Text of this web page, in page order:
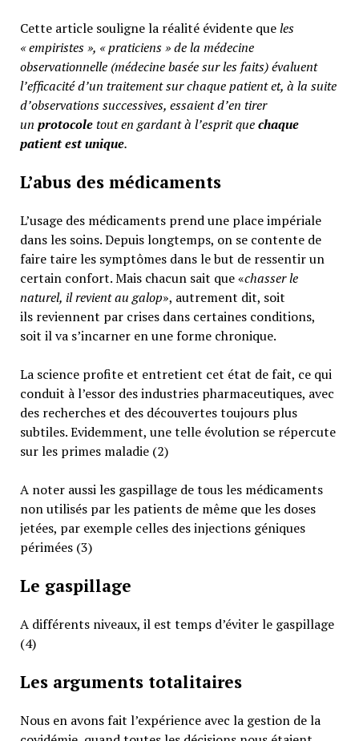
Cette article souligne la réalité évidente queles
« empiristes », « praticiens » de la médecine
observationnelle (médecine basée sur les faits) évaluent
l’efficacité d’un traitement sur chaque patient et, à la suite
d’observations successives, essaient d’en tirer
un protocoletout en gardant à l’esprit quechaque
patient est unique.
L’abus des médicaments
L’usage des médicaments prend une place impériale
dans les soins. Depuis longtemps, on se contente de
faire taire les symptômes dans le but de ressentir un
certain confort. Mais chacun sait que «chasser le
naturel, il revient au galop», autrement dit, soit
ils reviennent par crises dans certaines conditions,
soit il va s’incarner en une forme chronique.
La science profite et entretient cet état de fait, ce qui
conduit à l’essor des industries pharmaceutiques, avec
des recherches et des découvertes toujours plus
subtiles. Evidemment, une telle évolution se répercute
sur les primes maladie (2)
A noter aussi les gaspillage de tous les médicaments
non utilisés par les patients de même que les doses
jetées, par exemple celles des injections géniques
périmées (3)
Le gaspillage
A différents niveaux, il est temps d’éviter le gaspillage
(4)
Les arguments totalitaires
Nous en avons fait l’expérience avec la gestion de la